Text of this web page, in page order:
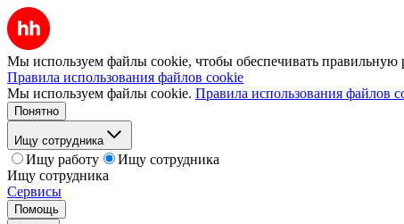
Мы используем файлы cookie, чтобы обеспечивать правильную
Правила использования файлов cookie
Мы используем файлы cookie. Правила использования файлов
Понятно
Ищу сотрудника
Ищу работу
Ищу сотрудника
Ищу сотрудника
Сервисы
Помощь